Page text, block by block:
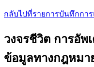
กลับไปที่รายการบันทึกการ
วงจรชีวิต การอัพ
ข้อมูลทางกฎหมา